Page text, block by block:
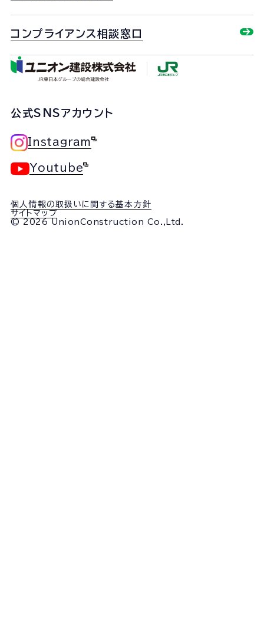
コンプライアンス相談窓口
公式SNSアカウント
Instagram
Youtube
© 2026 UnionConstruction Co.,Ltd.
個人情報の取扱いに関する基本方針
サイトマップ